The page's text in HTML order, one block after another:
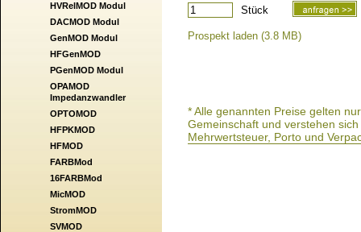
HVRelMOD Modul
DACMOD Modul
GenMOD Modul
HFGenMOD
PGenMOD Modul
OPAMOD
Impedanzwandler
OPTOMOD
HFPKMOD
HFMOD
FARBMod
16FARBMod
MicMOD
StromMOD
SVMOD
Stück
Prospekt laden (3.8 MB)
* Alle genannten Preise gelten
Gemeinschaft und verstehen
Mehrwertsteuer, Porto und